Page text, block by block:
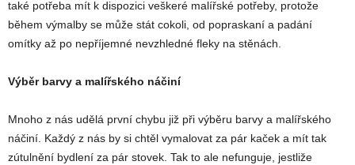
také potřeba mít k dispozici veškeré malířské potřeby, protože
během výmalby se může stát cokoli, od popraskaní a padání
omítky až po nepříjemné nevzhledné fleky na stěnách.
Výběr barvy a malířského náčiní
Mnoho z nás udělá první chybu již při výběru barvy a malířského
náčiní. Každý z nás by si chtěl vymalovat za pár kaček a mít tak
zútulnění bydlení za pár stovek. Tak to ale nefunguje, jestliže